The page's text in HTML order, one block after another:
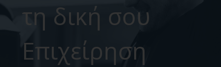
τη δική σου
Επιχείρηση